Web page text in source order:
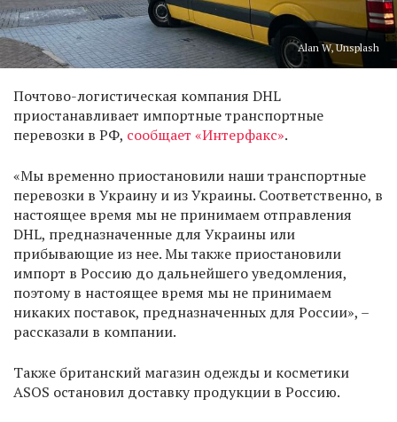
Alan W, Unsplash
Почтово-логистическая компания DHL
приостанавливает импортные транспортные
перевозки в РФ, сообщает «Интерфакс».
«Мы временно приостановили наши транспортные
перевозки в Украину и из Украины. Соответственно, в
настоящее время мы не принимаем отправления
DHL, предназначенные для Украины или
прибывающие из нее. Мы также приостановили
импорт в Россию до дальнейшего уведомления,
поэтому в настоящее время мы не принимаем
никаких поставок, предназначенных для России», –
рассказали в компании.
Также британский магазин одежды и косметики
ASOS остановил доставку продукции в Россию.